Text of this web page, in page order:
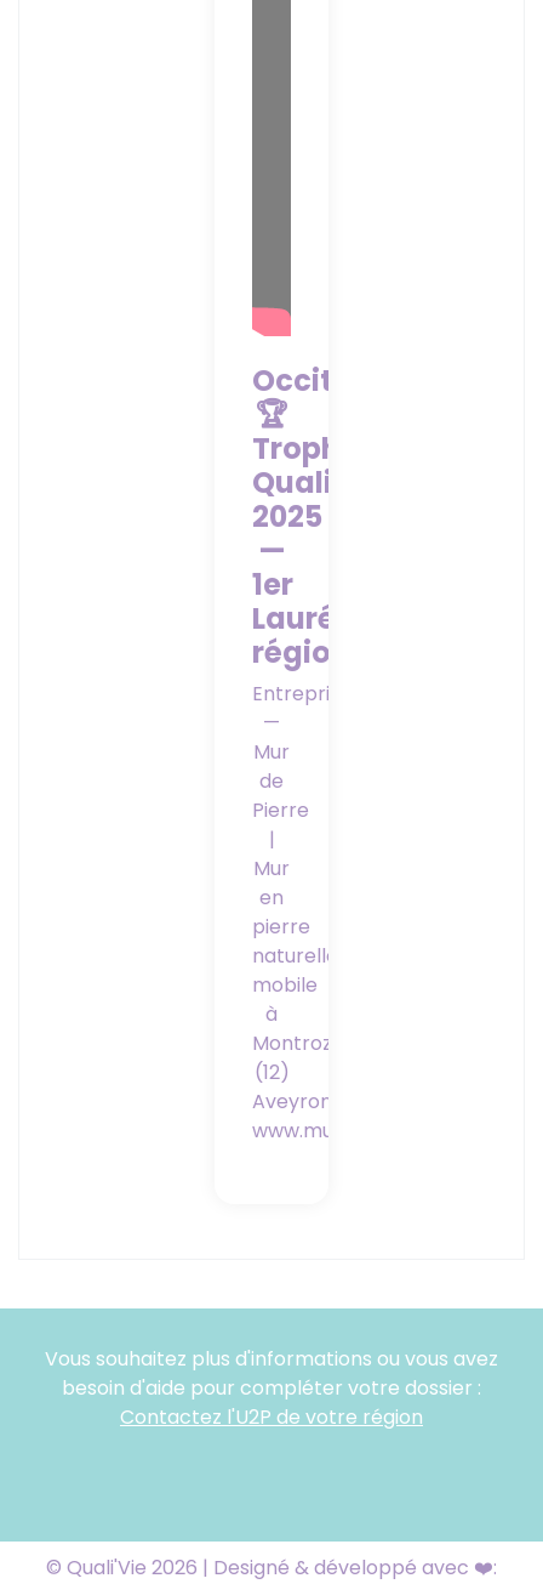
Occitanie
🏆
Trophée
Qualivie
2025
—
1er
Lauréat
régional
Entreprise
—
Mur
de
Pierre
|
Mur
en
pierre
naturelle
mobile
à
Montrozier
(12)
Aveyron
www.murdepierre.fr
Vous souhaitez plus d'informations ou vous avez
besoin d'aide pour compléter votre dossier :
Contactez l'U2P de votre région
© Quali'Vie 2026 | Designé & développé avec ❤️: